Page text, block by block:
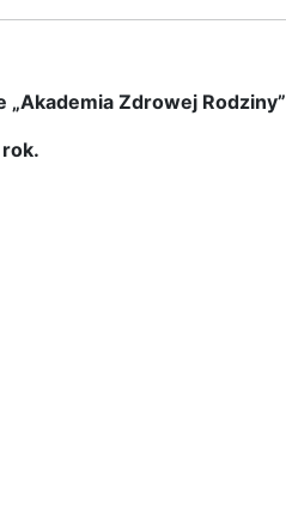
Zdrowej Rodziny”
rok.